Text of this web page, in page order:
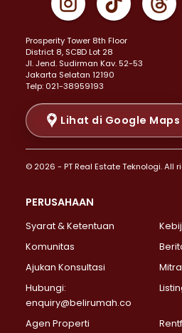
Properti Dijual di Johar Baru >
Properti Dijual di Menteng >
Properti Dijual di Senen >
Properti Dijual di Tanah Abang >
Properti Dijual di Cikini >
Properti Dijual di Kramat >
Properti Dijual di Pasar Baru >
Properti Dijual di Bendungan Hilir >
Properti Dijual di Jakarta
Properti Dijual di Lebak Bulus >
Properti Dijual di Gandaria
Properti Dijual di Pondok Labu >
Properti Dijual di Lenteng Agung >
Properti Dijual di Senayan >
Properti Dijual di Pondok Pinang >
Prosperity Tower 8th Floor
District 8, SCBD Lot 28
JI. Jend. Sudirman Kav. 52-53
Jakarta Selatan 12190
Telp: 021-38959193
Lihat di Google Maps
© 2026 - PT Real Estate Teknologi. All
PERUSAHAAN
Syarat & Ketentuan
Komunitas
Ajukan Konsultasi
Hubungi:
enquiry@belirumah.co
Agen Properti